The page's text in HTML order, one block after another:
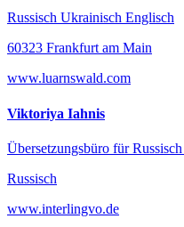
Russisch Ukrainisch Englisch
60323 Frankfurt am Main
www.luarnswald.com
Viktoriya Iahnis
Übersetzungsbüro für
Russisch
www.interlingvo.de